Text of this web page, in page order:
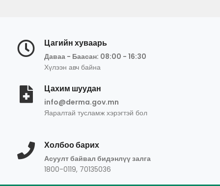
Цагийн хуваарь
Даваа - Баасан: 08:00 - 16:30
Хүлээн авч байна
Цахим шуудан
info@derma.gov.mn
Яаралтай тусламж хэрэгтэй бол
Холбоо барих
Асуулт байвал бидэнлүү залга
1800-0119, 70135036